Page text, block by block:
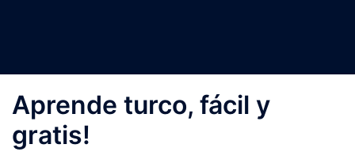
Aprende turco, fácil y
gratis!